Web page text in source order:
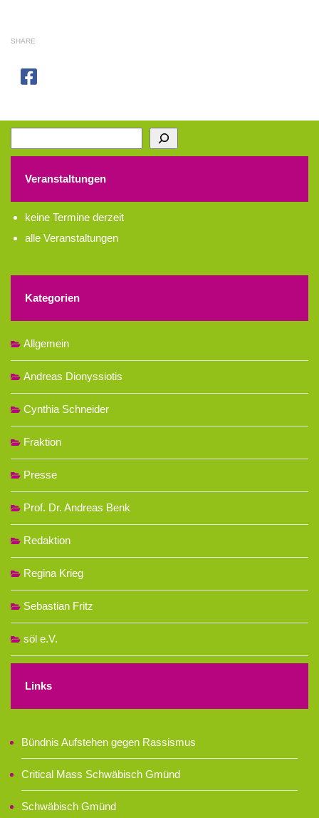
SHARE
Veranstaltungen
keine Termine derzeit
alle Veranstaltungen
Kategorien
Allgemein
Andreas Dionyssiotis
Cynthia Schneider
Fraktion
Presse
Prof. Dr. Andreas Benk
Redaktion
Regina Krieg
Sebastian Fritz
söl e.V.
Links
Bündnis Aufstehen gegen Rassismus
Critical Mass Schwäbisch Gmünd
Schwäbisch Gmünd